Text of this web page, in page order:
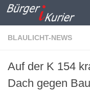
Zum Inhalt springen
BLAULICHT-NEWS
Auf der K 154
Dach gegen